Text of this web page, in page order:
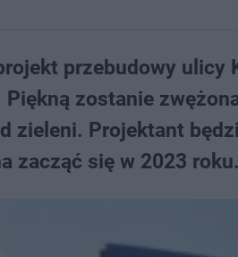
przebudowy
zostanie
zieleni. Projektant
zacząć się w 2023 roku.